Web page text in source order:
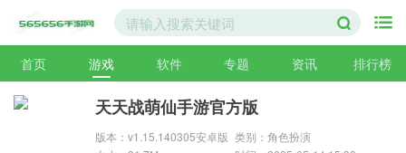
首页 游戏 软件 专题 资讯 排行榜
天天战萌仙手游官方版
版本：v1.15.140305安卓版 类别：角色扮演